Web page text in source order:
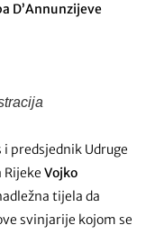
D’Annunzijeve
predsjednik Udruge
Vojko
tijela da
svinjarije kojom se